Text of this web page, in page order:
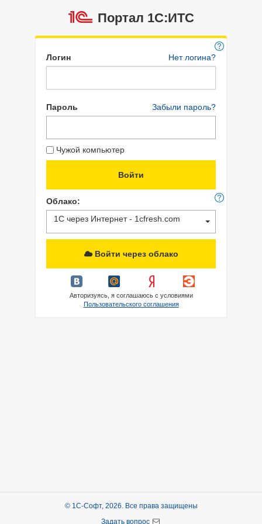
Портал 1C:ИТС
Логин Нет логина?
Пароль Забыли пароль?
Чужой компьютер
Облако:
1С через Интернет - 1cfresh.com
Войти через облако
Авторизуясь, я соглашаюсь с условиями
Пользовательского соглашения
© 1С-Софт, 2026. Все права защищены
Задать вопрос